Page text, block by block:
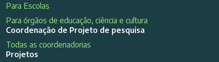
Para Escolas
Para órgãos de educação, ciência e cultura
Coordenação de Projeto de pesquisa
Todas as coordenadorias
Projetos